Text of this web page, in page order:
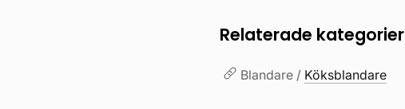
Relaterade kategorier
Blandare / Köksblandare